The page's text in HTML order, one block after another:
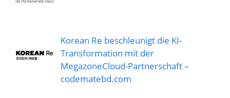
Korean Re beschleunigt die KI-
Transformation mit der
MegazoneCloud-Partnerschaft –
codematebd.com